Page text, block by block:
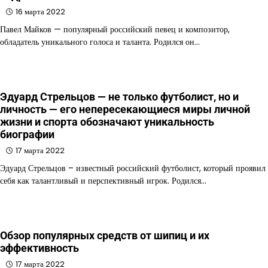
16 марта 2022
Павел Майков — популярный российский певец и композитор,
обладатель уникального голоса и таланта. Родился он…
Эдуард Стрельцов — не только футболист, но и
личность — его непересекающиеся миры личной
жизни и спорта обозначают уникальность
биографии
17 марта 2022
Эдуард Стрельцов – известный российский футболист, который проявил
себя как талантливый и перспективный игрок. Родился…
Обзор популярных средств от шипиц и их
эффективность
17 марта 2022